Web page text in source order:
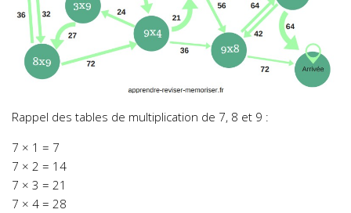
Rappel des tables de multiplication de 7, 8 et 9 :
7 × 1 = 7
7 × 2 = 14
7 × 3 = 21
7 × 4 = 28